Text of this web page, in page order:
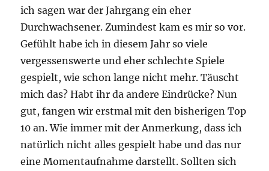
ich sagen war der Jahrgang ein eher
Durchwachsener. Zumindest kam es mir so vor.
Gefühlt habe ich in diesem Jahr so viele
vergessenswerte und eher schlechte Spiele
gespielt, wie schon lange nicht mehr. Täuscht
mich das? Habt ihr da andere Eindrücke? Nun
gut, fangen wir erstmal mit den bisherigen Top
10 an. Wie immer mit der Anmerkung, dass ich
natürlich nicht alles gespielt habe und das nur
eine Momentaufnahme darstellt. Sollten sich